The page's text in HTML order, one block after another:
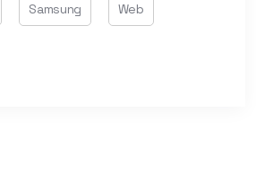
Samsung Web